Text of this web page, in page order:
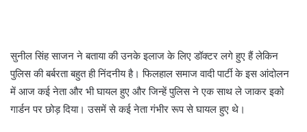
सुनील सिंह साजन ने बताया की उनके इलाज के लिए डॉक्टर लगे हुए हैं लेकिन
पुलिस की बर्बरता बहुत ही निंदनीय है। फिलहाल समाज वादी पार्टी के इस आंदोलन
में आज कई नेता और भी घायल हुए और जिन्हें पुलिस ने एक साथ ले जाकर इको
गार्डन पर छोड़ दिया। उसमें से कई नेता गंभीर रूप से घायल हुए थे।